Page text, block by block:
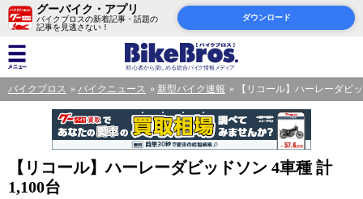
グーバイク・アプリ
バイクブロスの新着記事・話題の
記事を見逃さない！
ダウンロード
バイクブロス バイクニュース 新型バイク速報 【リコール】ハーレーダビ
【リコール】ハーレーダビッドソン 4車種 計
1,100台